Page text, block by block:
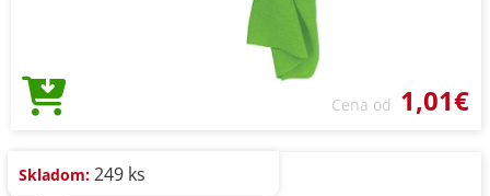
Cena od 1,01€
Skladom: 249 ks